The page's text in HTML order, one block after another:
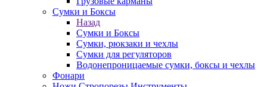
Сумки и Боксы
Назад
Сумки и Боксы
Сумки, рюкзаки и чехлы
Сумки для регуляторов
Водонепроницаемые сумки, боксы и чехлы
Фонари